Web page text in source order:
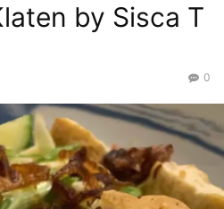
by Sisca T
0